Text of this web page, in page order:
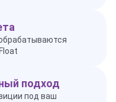
подход
под ваш